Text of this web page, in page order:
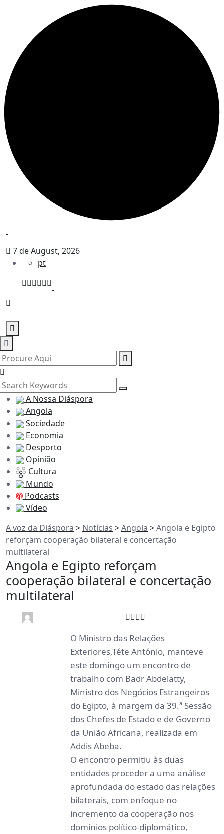
7 de August, 2026
pt
A Nossa Diáspora
Angola
Sociedade
Economia
Desporto
Opinião
Cultura
Mundo
Podcasts
Vídeo
A voz da Diáspora > Notícias >Angola >Angola e Egipto
reforçam cooperação bilateral e concertação
multilateral
Angola e Egipto reforçam
cooperação bilateral e concertação
multilateral
O Ministro das Relações
Exteriores,Téte António, manteve
este domingo um encontro de
trabalho com Badr Abdelatty,
Ministro dos Negócios Estrangeiros
do Egipto, à margem da 39.ª Sessão
dos Chefes de Estado e de Governo
da União Africana, realizada em
Addis Abeba.
O encontro permitiu às duas
entidades proceder a uma análise
aprofundada do estado das relações
bilaterais, com enfoque no
incremento da cooperação nos
domínios político-diplomático,